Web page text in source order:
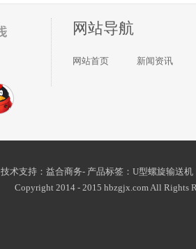
网站导航
网站首页 新闻资讯
技术支持：益合商务- 产品标签： U型螺旋输送机
Copyright 2014 - 2015 hbzgjx.com All Rights